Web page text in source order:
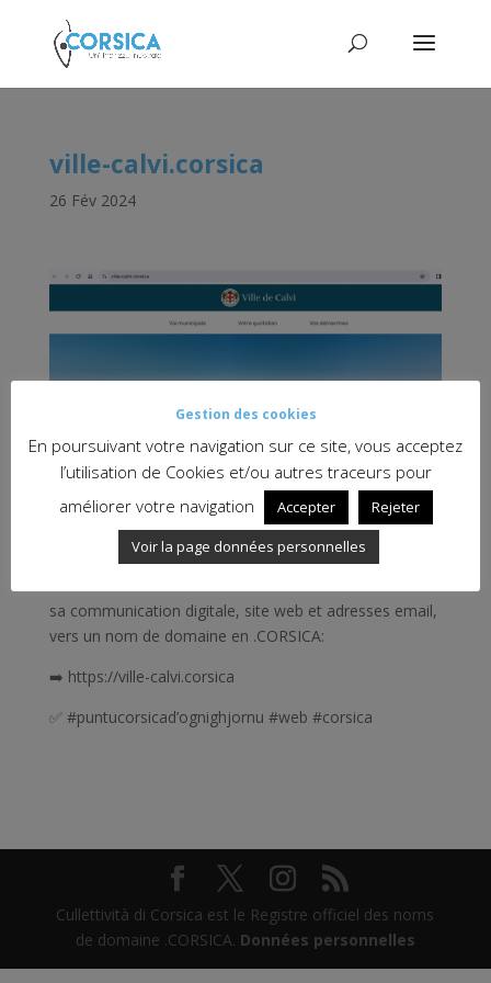
ville-calvi.corsica
26 Fév 2024
La Ville de Calvi, la capitale économique et touristique
de la Balagne, qui précédemment communiquait avec
sa communication digitale, site web et adresses email,
vers un nom de domaine en .CORSICA:
➡️ https://ville-calvi.corsica
✅ #puntucorsicad’ognighjornu #web #corsica
Cullettività di Corsica est le Registre officiel des noms
de domaine .CORSICA. Données personnelles
Gestion des cookies
En poursuivant votre navigation sur ce site, vous acceptez
l’utilisation de Cookies et/ou autres traceurs pour
améliorer votre navigation
Accepter
Rejeter
Voir la page données personnelles